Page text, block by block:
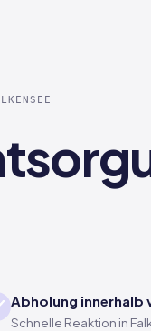
Abholung innerhalb
Schnelle Reaktion in